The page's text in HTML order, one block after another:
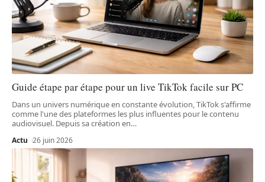
Guide étape par étape pour un live TikTok facile sur PC
Dans un univers numérique en constante évolution, TikTok s'affirme
comme l'une des plateformes les plus influentes pour le contenu
audiovisuel. Depuis sa création en…
Actu 26 juin 2026